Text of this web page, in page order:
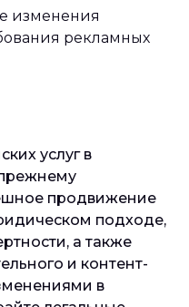
изменения
рекламных
услуг в
продвижение
подходе,
а также
и контент-
в